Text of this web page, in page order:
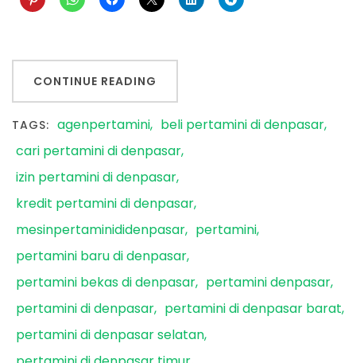
CONTINUE READING
TAGS: agenpertamini
beli pertamini di denpasar
cari pertamini di denpasar
izin pertamini di denpasar
kredit pertamini di denpasar
mesinpertaminididenpasar
pertamini
pertamini baru di denpasar
pertamini bekas di denpasar
pertamini denpasar
pertamini di denpasar
pertamini di denpasar barat
pertamini di denpasar selatan